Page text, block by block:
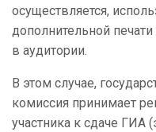
осуществляется,
дополнительной
в аудитории.
В этом случае,
комиссия принимает
участника к сдаче ГИА